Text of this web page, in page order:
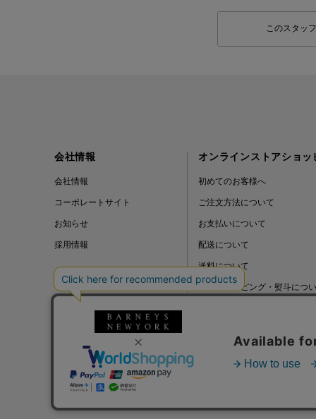
このスタッ
会社情報
会社情報
コーポレートサイト
お知らせ
採用情報
オンラインストアショッ
初めてのお客様へ
ご注文方法について
お支払いについて
配送について
送料について
ギフトラッピング・熨斗につ